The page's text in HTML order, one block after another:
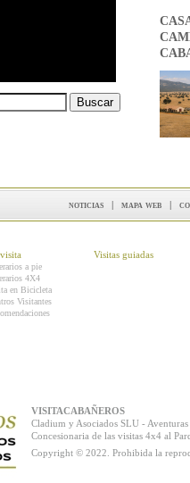
noticias | mapa web |
a pie
4X4
en Bicicleta
Visitantes
Visitas guiadas
VISITACABAÑEROS
Cladium y Asociados SLU -
Concesionaria de las visitas 4x4 al
Copyright © 2022. Prohibida la